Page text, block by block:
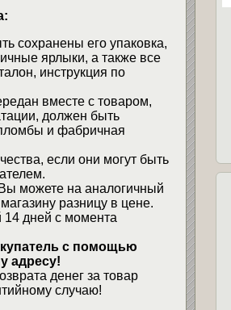
сохранены его упаковка,
ярлыки, а также все
инструкция по
вместе с товаром,
должен быть
и фабричная
если они могут быть
можете на аналогичный
разницу в цене.
дней с момента
с помощью
адресу!
денег за товар
случаю!